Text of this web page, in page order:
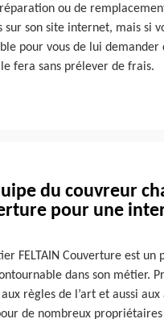
ou de
son site internet, mais si
pour vous de lui demander
fera sans prélever de frais.
du couvreur
pour une
FELTAIN Couverture est un
dans son métier.
règles de l’art et aussi aux
de nombreux